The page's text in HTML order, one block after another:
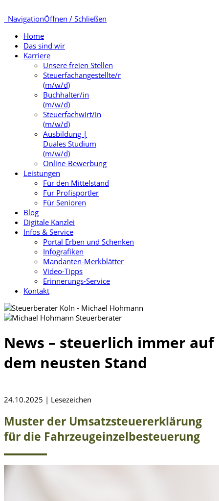
NavigationÖffnen / Schließen
Home
Das sind wir
Karriere
Unsere freien Stellen
Steuerfachangestellte/r
(m/w/d)
Buchhalter/in
(m/w/d)
Steuerfachwirt/in
(m/w/d)
Ausbildung |
Duales Studium
(m/w/d)
Online-Bewerbung
Leistungen
Für den Mittelstand
Für Profisportler
Für Senioren
Blog
Digitale Kanzlei
Infos & Service
Portal Erben und Schenken
Infografiken
Mandanten-Merkblätter
Video-Tipps
Erinnerungs-Service
Kontakt
News – steuerlich immer auf
dem neusten Stand
24.10.2025 | Lesezeichen
Muster der Umsatzsteuererklärung
für die Fahrzeugeinzelbesteuerung